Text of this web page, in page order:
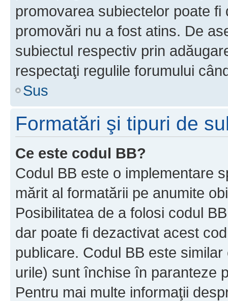
promovarea subiectelor poate
promovări nu a fost atins. De
subiectul respectiv prin
respectaţi regulile forumului
Sus
Formatări şi tipuri de
Ce este codul BB?
Codul BB este o implementare
mărit al formatării pe anumite
Posibilitatea de a folosi codul
dar poate fi dezactivat acest
publicare. Codul BB este
urile) sunt închise în paranteze
Pentru mai multe informaţii